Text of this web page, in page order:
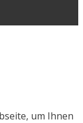
um Ihnen